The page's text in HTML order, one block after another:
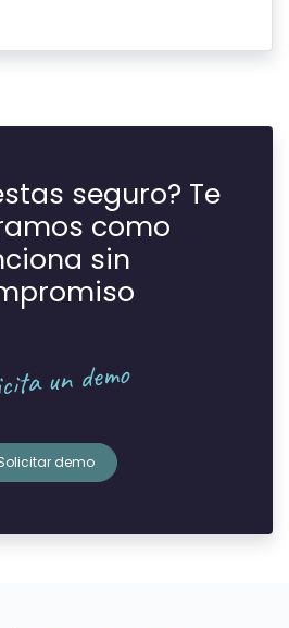
seguro? Te
como
sin
un demo
demo